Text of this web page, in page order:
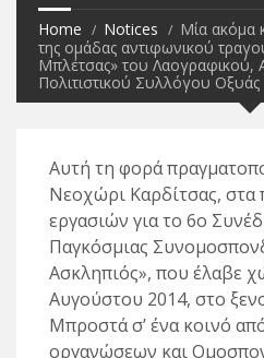
Home Notices
Μία ακόμα
της ομάδας αντιφωνικού
Μπλέτσας» του Λαογραφικού,
Πολιτιστικού Συλλόγου Οξυάς
Αυτή τη φορά
Νεοχώρι Καρδίτσας, στα
εργασιών για το 6ο
Παγκόσμιας
Ασκληπιός», που έλαβε
Αυγούστου 2014, στο
Μπροστά σ’ ένα κοινό
οργανώσεων και